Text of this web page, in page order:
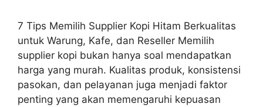
7 Tips Memilih Supplier Kopi Hitam Berkualitas
untuk Warung, Kafe, dan Reseller Memilih
supplier kopi bukan hanya soal mendapatkan
harga yang murah. Kualitas produk, konsistensi
pasokan, dan pelayanan juga menjadi faktor
penting yang akan memengaruhi kepuasan